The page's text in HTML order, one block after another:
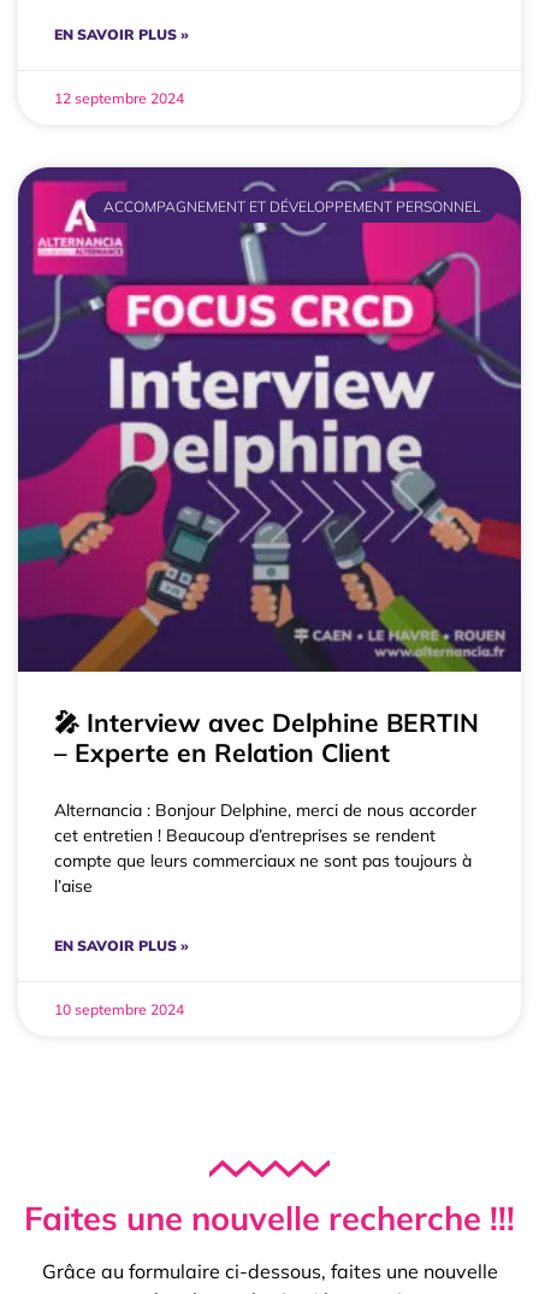
EN SAVOIR PLUS »
12 septembre 2024
ACCOMPAGNEMENT ET DÉVELOPPEMENT PERSONNEL
🎤 Interview avec Delphine BERTIN
– Experte en Relation Client
Alternancia : Bonjour Delphine, merci de nous accorder
cet entretien ! Beaucoup d’entreprises se rendent
compte que leurs commerciaux ne sont pas toujours à
l’aise
EN SAVOIR PLUS »
10 septembre 2024
Faites une nouvelle recherche !!!
Grâce au formulaire ci-dessous, faites une nouvelle